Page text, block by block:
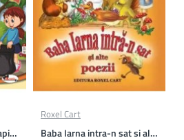
Cu Aramis reusesc: Recapitulare si evaluare - Clasa a 4-a (Matematica, Stiinte ale naturii si Educatie civica)
Roxel Cart
Baba Iarna intra-n sat si alte poezii